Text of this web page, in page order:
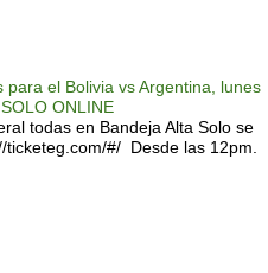
el Bolivia vs Argentina, lunes
ONLINE
todas en Bandeja Alta Solo se
#/ Desde las 12pm.